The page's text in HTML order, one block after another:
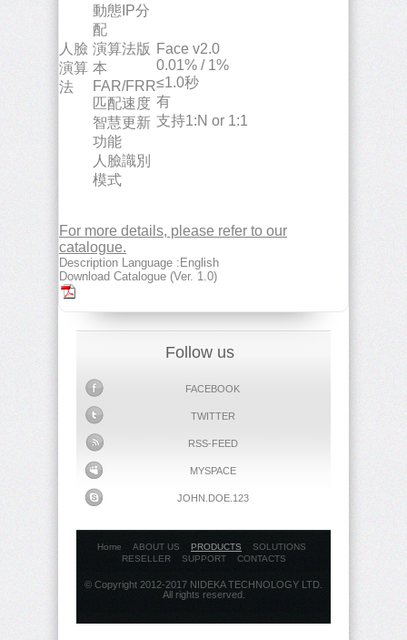
動態IP分
配
人臉
演算
法
演算法版
本
FAR/FRR
匹配速度
智慧更新
功能
人臉識別
模式
Face v2.0
0.01% / 1%
≤1.0秒
有
支持1:N or 1:1
For more details, please refer to our
catalogue.
Description Language :English
Download Catalogue (Ver. 1.0)
Follow us
FACEBOOK
TWITTER
RSS-FEED
MYSPACE
JOHN.DOE.123
Home ABOUT US PRODUCTS
SOLUTIONS
RESELLER
SUPPORT CONTACTS
© Copyright 2012-2017 NIDEKA TECHNOLOGY LTD.
All rights reserved.